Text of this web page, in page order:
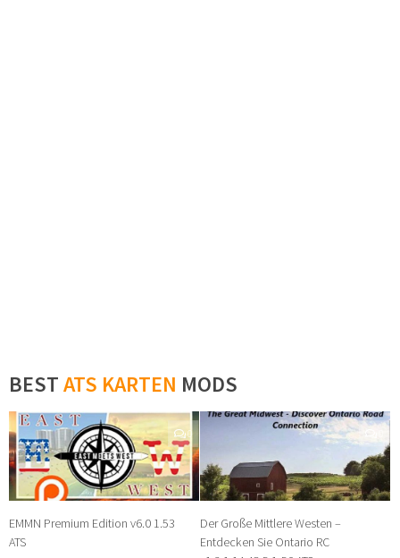
BESTATS KARTEN MODS
0
EMMN Premium Edition v6.0 1.53
ATS
Der Große Mittlere Westen –
Entdecken Sie Ontario RC